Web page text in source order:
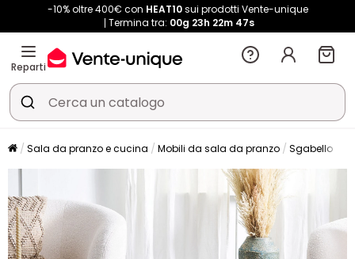
-10% oltre 400€ con HEAT10sui prodotti Vente-unique
Termina tra: 00g 23h 22m 47s
Reparti
Sala da pranzo e cucina Mobili da sala da pranzo Sgabello